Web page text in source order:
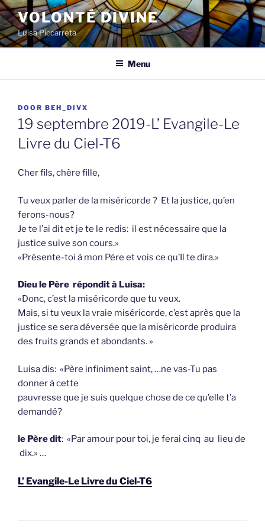
Spring
naar
de
inhoud
VOLONTÉ DIVINE
Luisa Piccarreta
Menu
GEPLAATST
OP
DOOR BEH_DIVX
19 septembre 2019-L’ Evangile-Le
Livre du Ciel-T6
Cher fils, chère fille,
Tu veux parler de la miséricorde ? Et la justice, qu’en
ferons-nous?
Je te l’ai dit et je te le redis: il est nécessaire que la
justice suive son cours.»
«Présente-toi à mon Père et vois ce qu’Il te dira.»
Dieu le Père répondit à Luisa:
«Donc, c’est la miséricorde que tu veux.
Mais, si tu veux la vraie miséricorde, c’est après que la
justice se sera déversée que la miséricorde produira
des fruits grands et abondants. »
Luisa dis: «Père infiniment saint, …ne vas-Tu pas
donner à cette
pauvresse que je suis quelque chose de ce qu’elle t’a
demandé?
le Père dit: «Par amour pour toi, je ferai cinq au lieu de
dix.» …
L’ Evangile-Le Livre du Ciel-T6